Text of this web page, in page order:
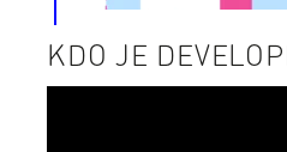
KDO JE